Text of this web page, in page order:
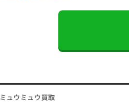
ミュウミュウ買取